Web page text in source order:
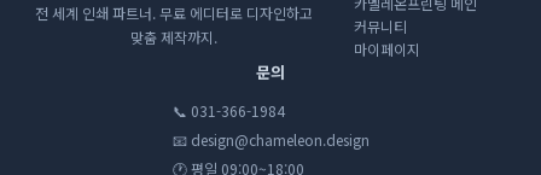
전 세계 인쇄 파트너. 무료 에디터로 디자인하고
맞춤 제작까지.
커뮤니티
마이페이지
문의
📞 031-366-1984
📧 design@chameleon.design
🕐 평일 09:00~18:00